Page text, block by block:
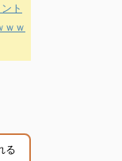
ト
ｗｗ
る